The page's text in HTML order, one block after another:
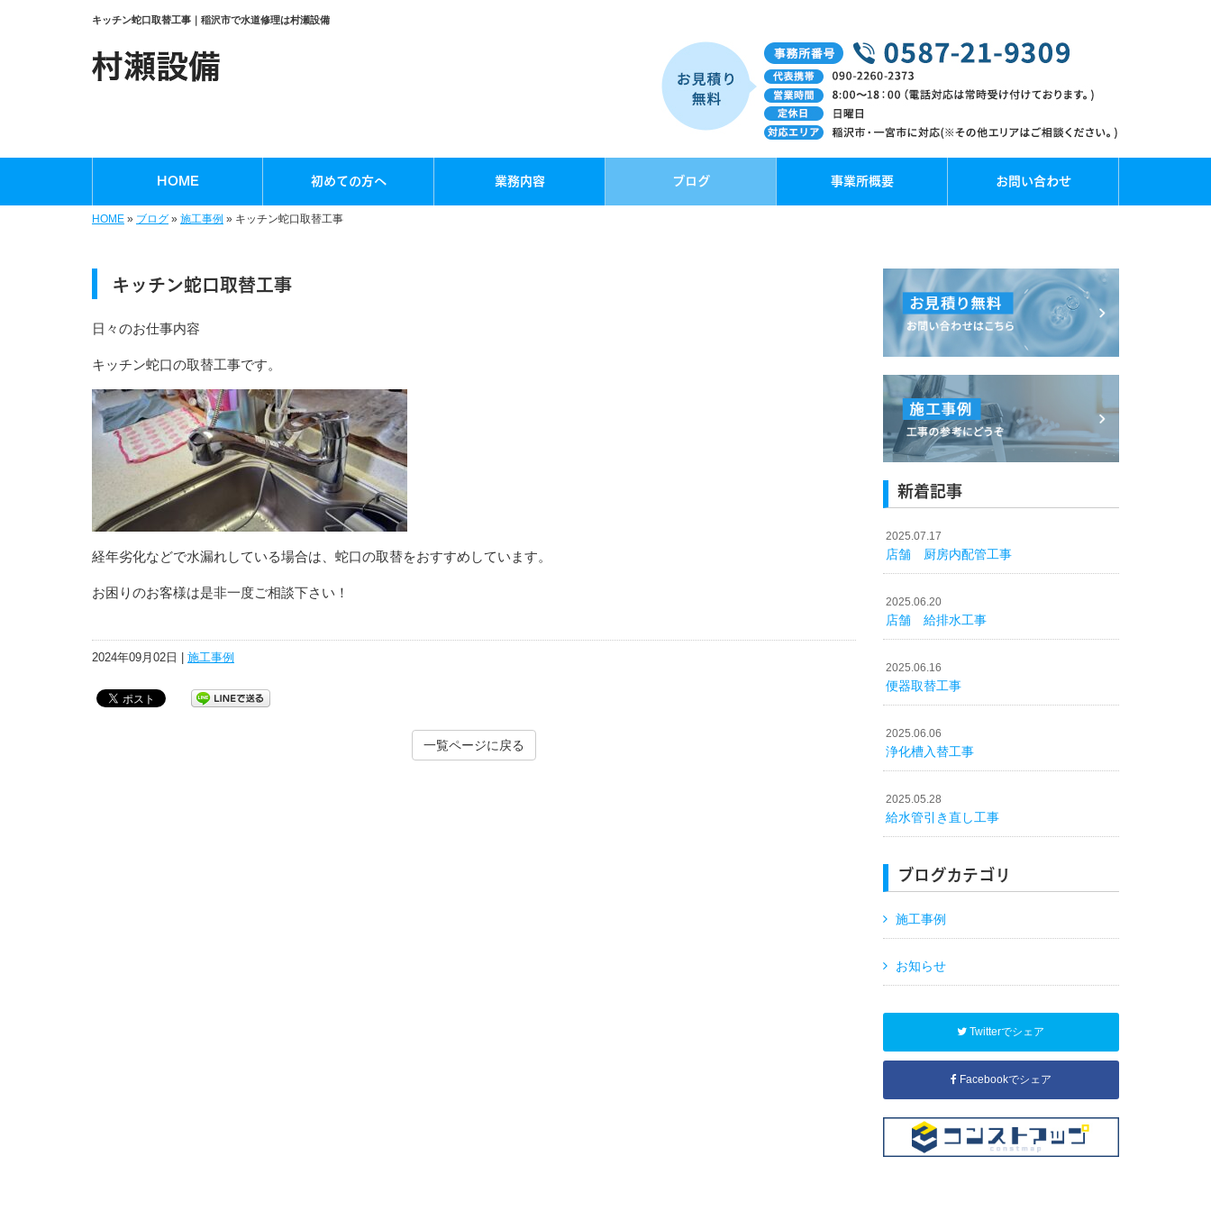
キッチン蛇口取替工事｜稲沢市で水道修理は村瀬設備
HOME 初めての方へ 業務内容 ブログ 事業所概要 お問い合わせ
HOME » ブログ » 施工事例 » キッチン蛇口取替工事
キッチン蛇口取替工事
日々のお仕事内容
キッチン蛇口の取替工事です。
経年劣化などで水漏れしている場合は、蛇口の取替をおすすめしています。
お困りのお客様は是非一度ご相談下さい！
2024年09月02日 | 施工事例
一覧ページに戻る
新着記事
2025.07.17
店舗 厨房内配管工事
2025.06.20
店舗 給排水工事
2025.06.16
便器取替工事
2025.06.06
浄化槽入替工事
2025.05.28
給水管引き直し工事
ブログカテゴリ
施工事例
お知らせ
Twitterでシェア
Facebookでシェア